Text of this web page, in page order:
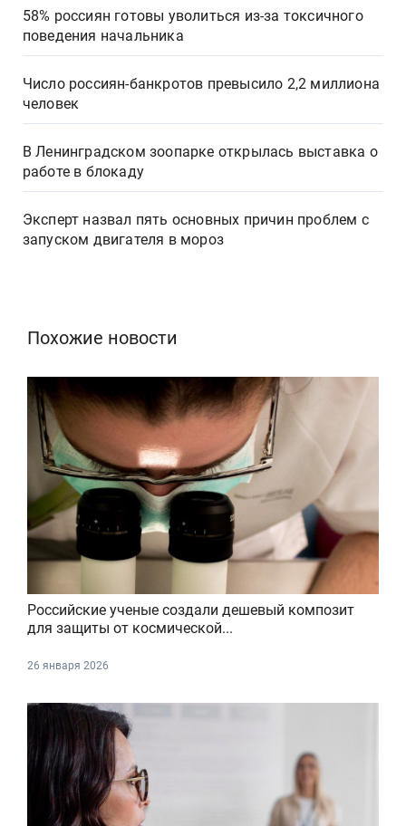
58% россиян готовы уволиться из-за токсичного
поведения начальника
Число россиян-банкротов превысило 2,2 миллиона
человек
В Ленинградском зоопарке открылась выставка о
работе в блокаду
Эксперт назвал пять основных причин проблем с
запуском двигателя в мороз
Похожие новости
Российские ученые создали дешевый композит
для защиты от космической...
26 января 2026